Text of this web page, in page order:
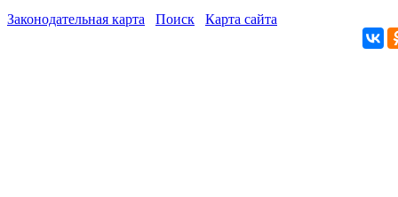
Законодательная карта Поиск Карта сайта